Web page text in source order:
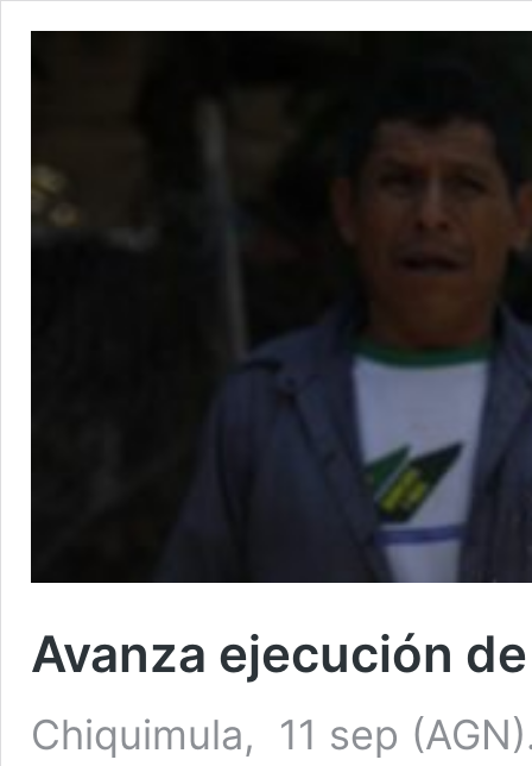
Avanza ejecución
Chiquimula, 11 sep